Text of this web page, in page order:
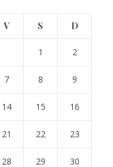
V S D
1 2
7 8 9
14 15 16
21 22 23
28 29 30